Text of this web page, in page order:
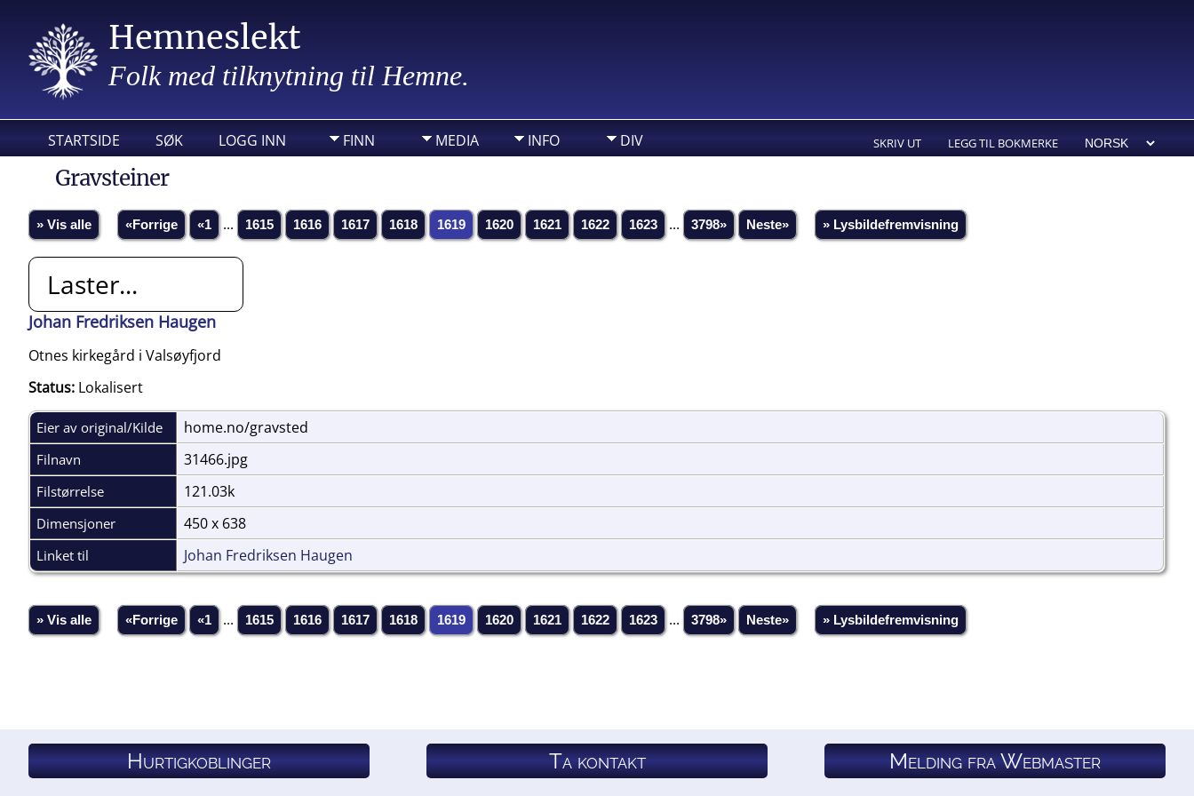
Hemneslekt
Folk med tilknytning til Hemne.
STARTSIDE SØK LOGG INN FINN MEDIA INFO DIV SKRIV UT LEGG TIL BOKMERKE
Gravsteiner
» Vis alle «Forrige «1 ... 1615 1616 1617 1618 1619 1620 1621 1622 1623 ... 3798» Neste» » Lysbildefremvisning
Laster...
Johan Fredriksen Haugen
Otnes kirkegård i Valsøyfjord
Status: Lokalisert
Eier av original/Kilde home.no/gravsted
Filnavn 31466.jpg
Filstørrelse 121.03k
Dimensjoner 450 x 638
Linket til Johan Fredriksen Haugen
» Vis alle «Forrige «1 ... 1615 1616 1617 1618 1619 1620 1621 1622 1623 ... 3798» Neste» » Lysbildefremvisning
Hurtigkoblinger Ta kontakt Melding fra Webmaster